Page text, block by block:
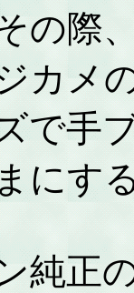
の際
カメ
で手
にす
純正